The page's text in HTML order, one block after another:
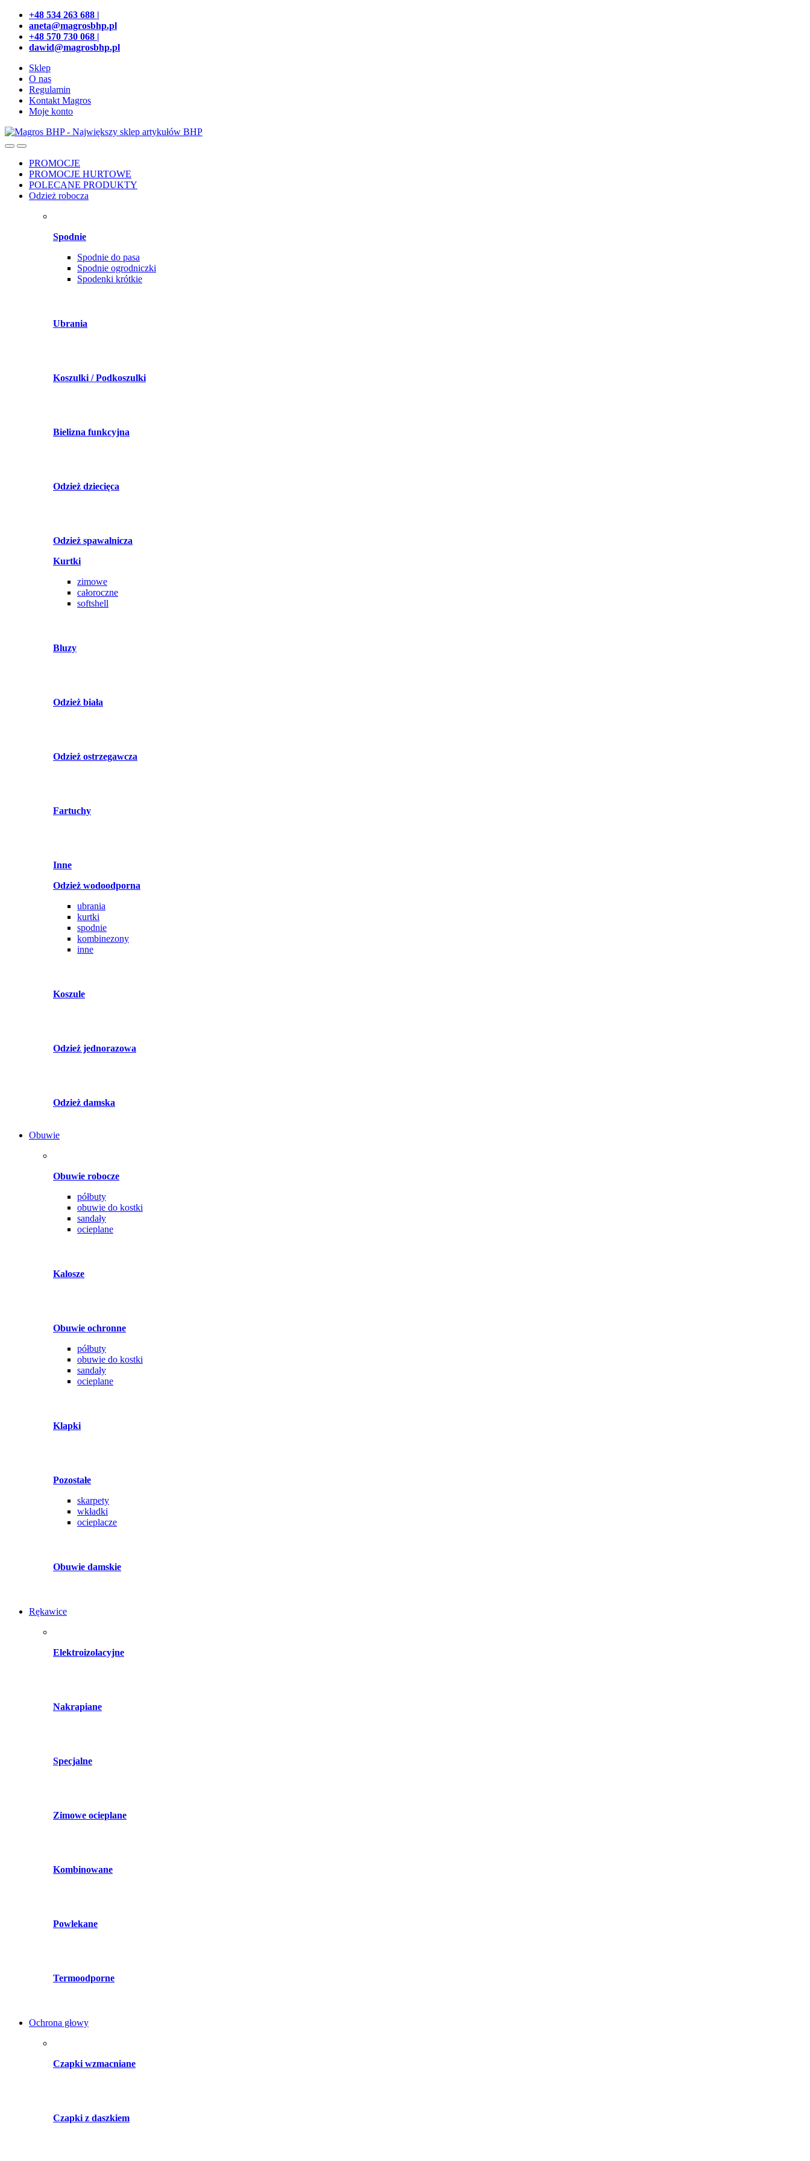
Przejdź
nawigacji
Przeskocz
treści
+48 534 263 688 |
aneta@magrosbhp.pl
+48 570 730 068 |
dawid@magrosbhp.pl
Sklep
O nas
Regulamin
Kontakt Magros
Moje konto
PROMOCJE
PROMOCJE HURTOWE
POLECANE PRODUKTY
Odzież robocza
Spodnie
Spodnie do pasa
Spodnie ogrodniczki
Spodenki krótkie
Ubrania
Koszulki / Podkoszulki
Bielizna funkcyjna
Odzież dziecięca
Odzież spawalnicza
Kurtki
zimowe
całoroczne
softshell
Bluzy
Odzież biała
Odzież ostrzegawcza
Fartuchy
Inne
Odzież wodoodporna
ubrania
kurtki
spodnie
kombinezony
inne
Koszule
Odzież jednorazowa
Odzież damska
Obuwie
Obuwie robocze
półbuty
obuwie do kostki
sandały
ocieplane
Kalosze
Obuwie ochronne
półbuty
obuwie do kostki
sandały
ocieplane
Klapki
Pozostałe
skarpety
wkładki
ocieplacze
Obuwie damskie
Rękawice
Elektroizolacyjne
Nakrapiane
Specjalne
Zimowe ocieplane
Kombinowane
Powlekane
Termoodporne
Ochrona głowy
Czapki wzmacniane
Czapki z daszkiem